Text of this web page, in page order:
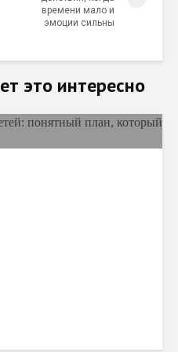
времени мало и
эмоции сильны
это интересно